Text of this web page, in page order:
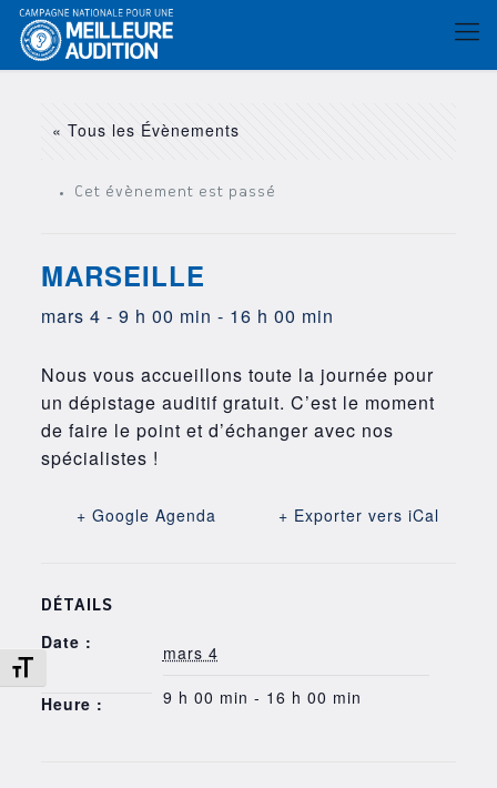
Changer la taille de la police
« Tous les Évènements
Cet évènement est passé
MARSEILLE
mars 4 - 9 h 00 min - 16 h 00 min
Nous vous accueillons toute la journée pour
un dépistage auditif gratuit. C’est le moment
de faire le point et d’échanger avec nos
spécialistes !
+ Google Agenda + Exporter vers iCal
DÉTAILS
Date : mars 4
Heure : 9 h 00 min - 16 h 00 min